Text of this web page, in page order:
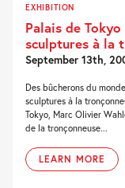
EXHIBITION
Palais de
sculptures à la
September 13th,
Des bûcherons du
sculptures à la
Tokyo, Marc Olivier
de la tronçonneuse...
LEARN MORE